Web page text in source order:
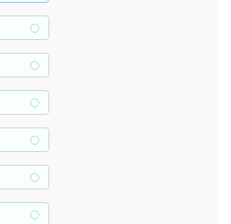
+
+
+
+
+
+